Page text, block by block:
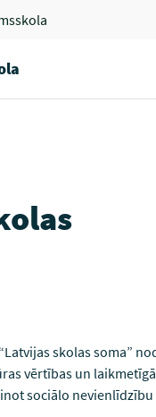
skolas soma”
vērtības un
sociālo